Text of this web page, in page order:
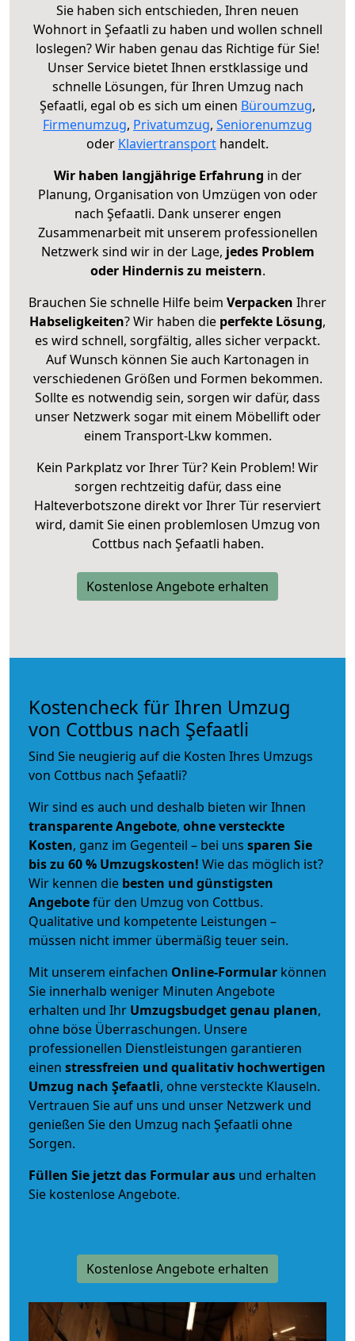
Sie haben sich entschieden, Ihren neuen
Wohnort in Şefaatli zu haben und wollen schnell
loslegen? Wir haben genau das Richtige für Sie!
Unser Service bietet Ihnen erstklassige und
schnelle Lösungen, für Ihren Umzug nach
Şefaatli, egal ob es sich um einen Büroumzug,
Firmenumzug, Privatumzug, Seniorenumzug
oder Klaviertransport handelt.
Wir haben langjährige Erfahrung in der
Planung, Organisation von Umzügen von oder
nach Şefaatli. Dank unserer engen
Zusammenarbeit mit unserem professionellen
Netzwerk sind wir in der Lage, jedes Problem
oder Hindernis zu meistern.
Brauchen Sie schnelle Hilfe beim Verpacken Ihrer
Habseligkeiten? Wir haben die perfekte Lösung,
es wird schnell, sorgfältig, alles sicher verpackt.
Auf Wunsch können Sie auch Kartonagen in
verschiedenen Größen und Formen bekommen.
Sollte es notwendig sein, sorgen wir dafür, dass
unser Netzwerk sogar mit einem Möbellift oder
einem Transport-Lkw kommen.
Kein Parkplatz vor Ihrer Tür? Kein Problem! Wir
sorgen rechtzeitig dafür, dass eine
Halteverbotszone direkt vor Ihrer Tür reserviert
wird, damit Sie einen problemlosen Umzug von
Cottbus nach Şefaatli haben.
Kostenlose Angebote erhalten
Kostencheck für Ihren Umzug
von Cottbus nach Şefaatli
Sind Sie neugierig auf die Kosten Ihres Umzugs
von Cottbus nach Şefaatli?
Wir sind es auch und deshalb bieten wir Ihnen
transparente Angebote, ohne versteckte
Kosten, ganz im Gegenteil – bei uns sparen Sie
bis zu 60 % Umzugskosten! Wie das möglich ist?
Wir kennen die besten und günstigsten
Angebotefür den Umzug von Cottbus.
Qualitative und kompetente Leistungen –
müssen nicht immer übermäßig teuer sein.
Mit unserem einfachen Online-Formular können
Sie innerhalb weniger Minuten Angebote
erhalten und Ihr Umzugsbudgetgenau planen,
ohne böse Überraschungen. Unsere
professionellen Dienstleistungen garantieren
einen stressfreien und qualitativ hochwertigen
Umzug nach Şefaatli, ohne versteckte Klauseln.
Vertrauen Sie auf uns und unser Netzwerk und
genießen Sie den Umzug nach Şefaatli ohne
Sorgen.
Füllen Sie jetzt das Formular aus und erhalten
Sie kostenlose Angebote.
Kostenlose Angebote erhalten